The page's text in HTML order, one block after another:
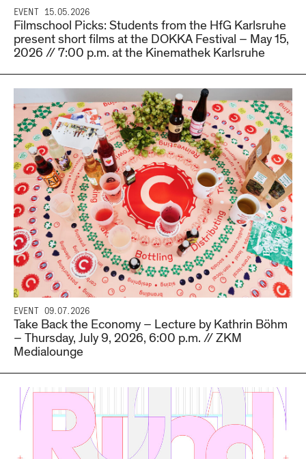
EVENT 15.05.2026
Filmschool Picks: Students from the HfG Karlsruhe
present short films at the DOKKA Festival – May 15,
2026 // 7:00 p.m. at the Kinemathek Karlsruhe
EVENT 09.07.2026
Take Back the Economy – Lecture by Kathrin Böhm
– Thursday, July 9, 2026, 6:00 p.m. // ZKM
Medialounge